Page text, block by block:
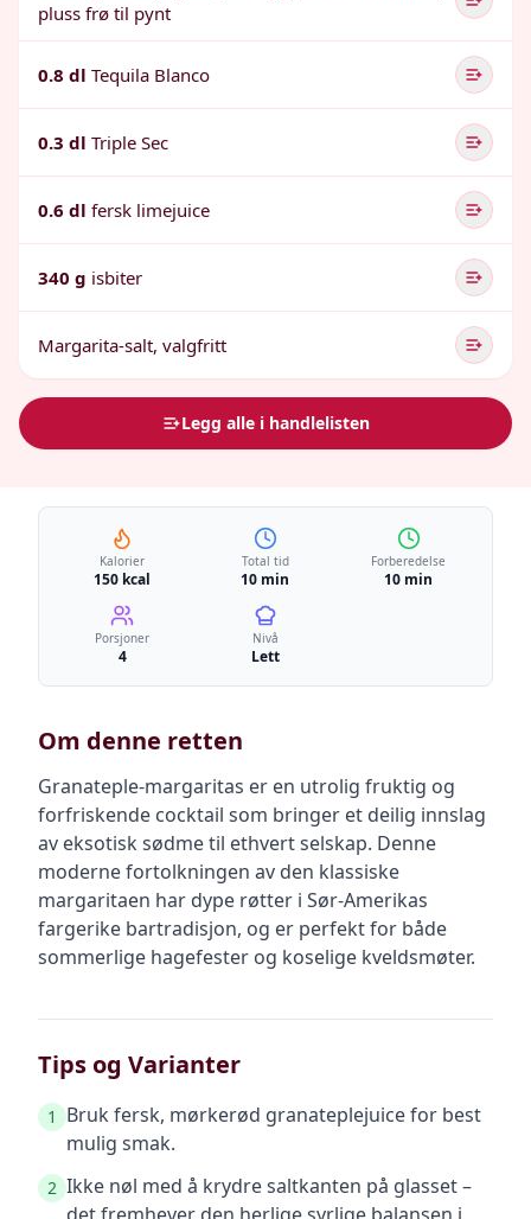
pluss frø til pynt
0.8 dl Tequila Blanco
0.3 dl Triple Sec
0.6 dl fersk limejuice
340 g isbiter
Margarita-salt, valgfritt
Legg alle i handlelisten
Kalorier
150 kcal
Total tid
10 min
Forberedelse
10 min
Porsjoner
4
Nivå
Lett
Om denne retten
Granateple-margaritas er en utrolig fruktig og
forfriskende cocktail som bringer et deilig innslag
av eksotisk sødme til ethvert selskap. Denne
moderne fortolkningen av den klassiske
margaritaen har dype røtter i Sør-Amerikas
fargerike bartradisjon, og er perfekt for både
sommerlige hagefester og koselige kveldsmøter.
Tips og Varianter
1
Bruk fersk, mørkerød granateplejuice for best
mulig smak.
2 Ikke nøl med å krydre saltkanten på glasset –